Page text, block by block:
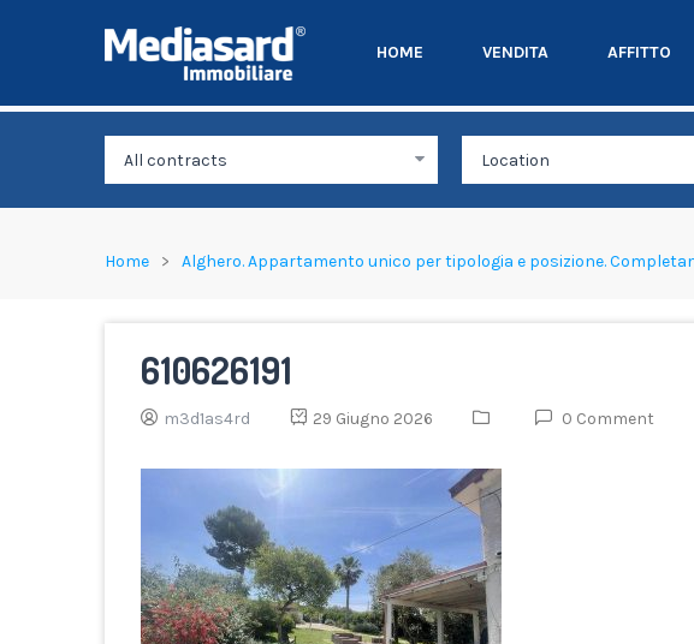
HOME VENDITA AFFITTO
Home Alghero. Appartamento unico per tipologia e posizione.
610626191
m3d1as4rd 29 Giugno 2026 0 Comment